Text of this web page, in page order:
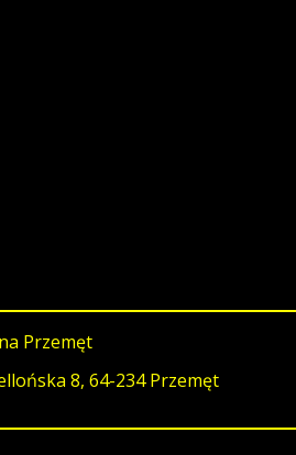
Przemęt
8, 64-234 Przemęt